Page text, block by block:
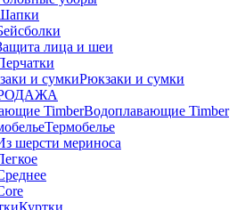
лица и шеи
Рюкзаки и сумки
Водоплавающие Timber
Термобелье
шерсти мериноса
Куртки